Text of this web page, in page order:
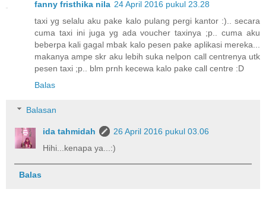
fanny fristhika nila 24 April 2016 pukul 23.28
taxi yg selalu aku pake kalo pulang pergi kantor :).. secara
cuma taxi ini juga yg ada voucher taxinya ;p.. cuma aku
beberpa kali gagal mbak kalo pesen pake aplikasi mereka...
makanya ampe skr aku lebih suka nelpon call centrenya utk
pesen taxi ;p.. blm prnh kecewa kalo pake call centre :D
Balas
Balasan
ida tahmidah
26 April 2016 pukul 03.06
Hihi...kenapa ya...:)
Balas